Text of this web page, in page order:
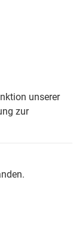
unserer
zur